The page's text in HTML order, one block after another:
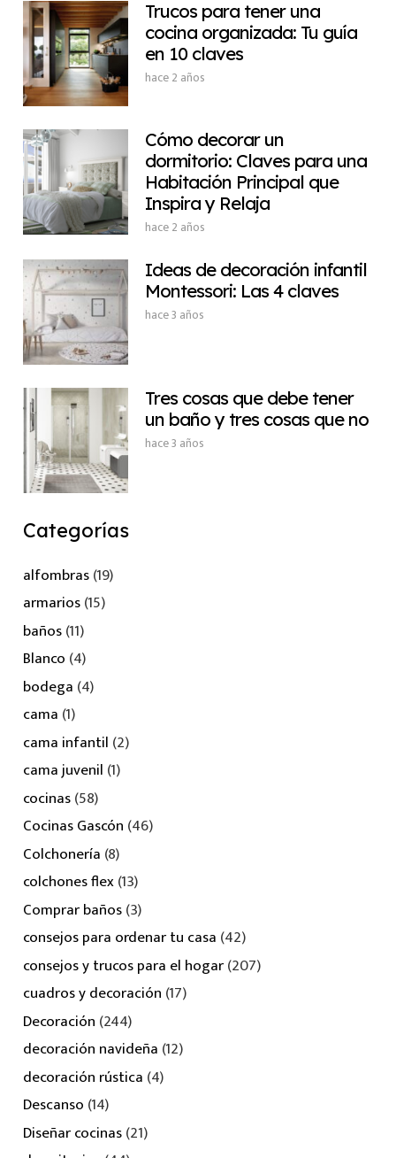
Trucos para tener una
cocina organizada: Tu guía
en 10 claves
hace 2 años
Cómo decorar un
dormitorio: Claves para una
Habitación Principal que
Inspira y Relaja
hace 2 años
Ideas de decoración infantil
Montessori: Las 4 claves
hace 3 años
Tres cosas que debe tener
un baño y tres cosas que no
hace 3 años
Categorías
alfombras(19)
armarios(15)
baños(11)
Blanco (4)
bodega (4)
cama (1)
cama infantil (2)
cama juvenil (1)
cocinas(58)
Cocinas Gascón (46)
Colchonería (8)
colchones flex(13)
Comprar baños(3)
consejos para ordenar tu casa (42)
consejos y trucos para el hogar(207)
cuadros y decoración (17)
Decoración (244)
decoración navideña (12)
decoración rústica (4)
Descanso (14)
Diseñar cocinas(21)